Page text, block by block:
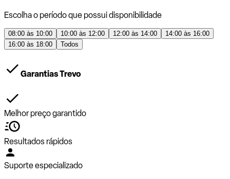
Escolha o período que possui disponibilidade
08:00 às 10:00 10:00 às 12:00 12:00 às 14:00
14:00 às 16:00
16:00 às 18:00
Todos
Garantias Trevo
Melhor preço garantido
Resultados rápidos
Suporte especializado